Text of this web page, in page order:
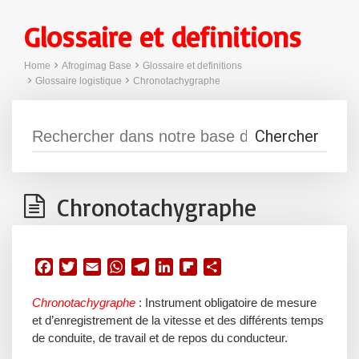
Glossaire et definitions
Home Afrogimag Base
Glossaire et definitions
Glossaire logistique
Chronotachygraphe
Chronotachygraphe
c
e
b
i
t
t
a
i
l
W
a
t
s
l
e
g
n
k
e
i
p
b
r
t
a
Chronotachygraphe : Instrument obligatoire de mesure
et d’enregistrement de la vitesse et des différents temps
de conduite, de travail et de repos du conducteur.